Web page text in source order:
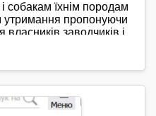
собакам їхнім породам
утримання пропонуючи
заводчиків і
знаю, що сайт
" пропонує
про догляд за котами та
до цікавих фактів
знайти відповіді
утримання та